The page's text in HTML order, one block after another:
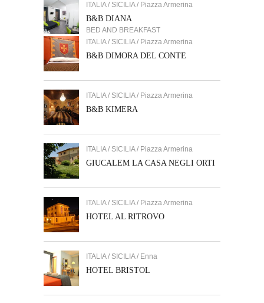
ITALIA / SICILIA / Piazza Armerina
B&B DIANA
BED AND BREAKFAST
ITALIA / SICILIA / Piazza Armerina
B&B DIMORA DEL CONTE
ITALIA / SICILIA / Piazza Armerina
B&B KIMERA
ITALIA / SICILIA / Piazza Armerina
GIUCALEM LA CASA NEGLI ORTI
ITALIA / SICILIA / Piazza Armerina
HOTEL AL RITROVO
ITALIA / SICILIA / Enna
HOTEL BRISTOL